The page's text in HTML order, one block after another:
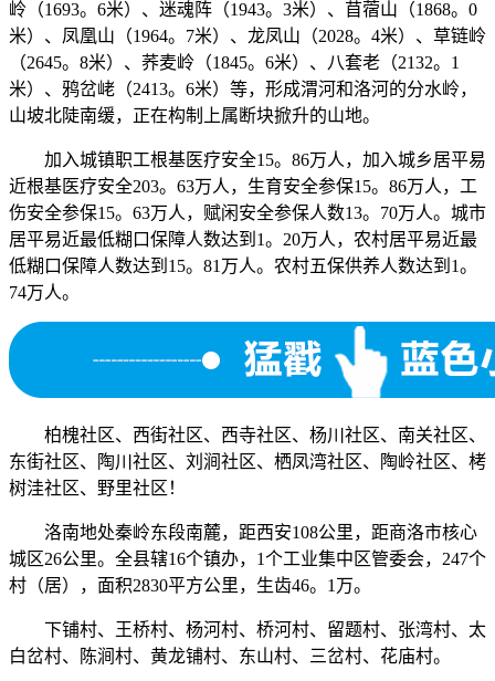
岭（1693。6米）、迷魂阵（1943。3米）、苜蓿山（1868。0
米）、凤凰山（1964。7米）、龙凤山（2028。4米）、草链岭
（2645。8米）、荞麦岭（1845。6米）、八套老（2132。1
米）、鸦岔峔（2413。6米）等，形成渭河和洛河的分水岭，
山坡北陡南缓，正在构制上属断块掀升的山地。
加入城镇职工根基医疗安全15。86万人，加入城乡居平易
近根基医疗安全203。63万人，生育安全参保15。86万人，工
伤安全参保15。63万人，赋闲安全参保人数13。70万人。城市
居平易近最低糊口保障人数达到1。20万人，农村居平易近最
低糊口保障人数达到15。81万人。农村五保供养人数达到1。
74万人。
柏槐社区、西街社区、西寺社区、杨川社区、南关社区、
东街社区、陶川社区、刘涧社区、栖凤湾社区、陶岭社区、栲
树洼社区、野里社区！
洛南地处秦岭东段南麓，距西安108公里，距商洛市核心
城区26公里。全县辖16个镇办，1个工业集中区管委会，247个
村（居），面积2830平方公里，生齿46。1万。
下铺村、王桥村、杨河村、桥河村、留题村、张湾村、太
白岔村、陈涧村、黄龙铺村、东山村、三岔村、花庙村。